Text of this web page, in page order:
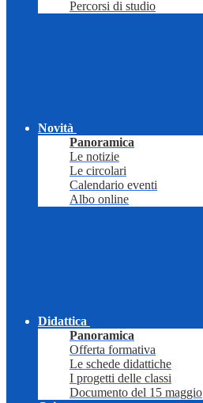
Percorsi di studio
Novità
Panoramica
Le notizie
Le circolari
Calendario eventi
Albo online
Didattica
Panoramica
Offerta formativa
Le schede didattiche
I progetti delle classi
Documento del 15 maggio